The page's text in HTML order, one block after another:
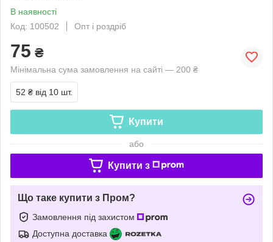
В наявності
Код: 100502
Опт і роздріб
75 ₴
Мінімальна сума замовлення на сайті — 200 ₴
52 ₴ від 10 шт.
Купити
або
Купити з
Що таке купити з Пром?
Замовлення під захистом
Доступна доставка